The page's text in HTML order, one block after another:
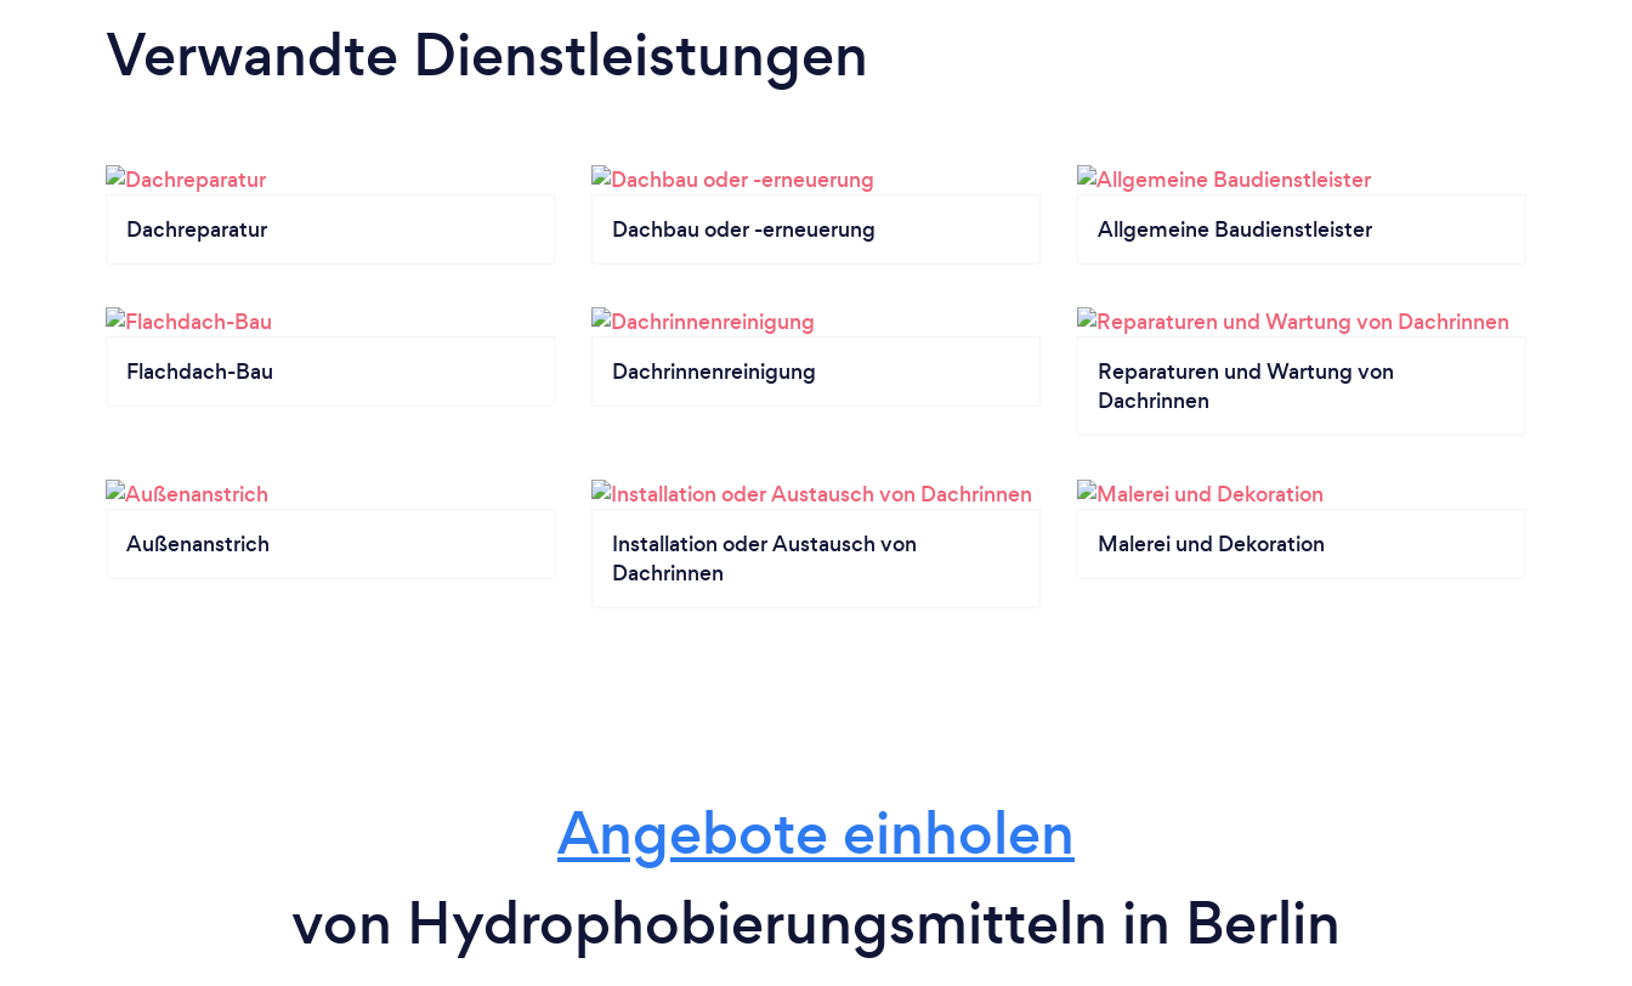
Verwandte Dienstleistungen
Dachreparatur Dachbau oder -erneuerung Allgemeine Baudienstleister
Flachdach-Bau Dachrinnenreinigung
Reparaturen und Wartung von
Dachrinnen
Außenanstrich
Installation oder Austausch von
Dachrinnen
Malerei und Dekoration
Angebote einholen
von Hydrophobierungsmitteln in Berlin